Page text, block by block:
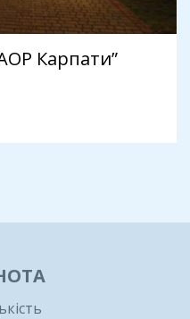
Карпати”